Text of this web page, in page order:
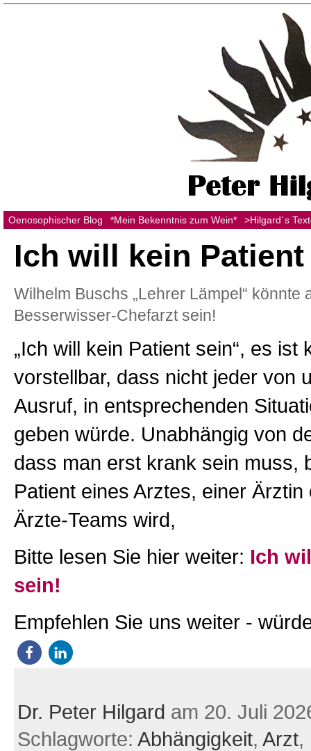
Oenosophischer Blog *Mein Bekenntnis zum Wein* >Hilgard´s
Ich will kein
Wilhelm Buschs „Lehrer Lämpel“ könnte
Besserwisser-Chefarzt sein!
„Ich will kein Patient sein“, es ist
vorstellbar, dass nicht jeder von
Ausruf, in entsprechenden
geben würde. Unabhängig von
dass man erst krank sein muss,
Patient eines Arztes, einer Ärztin
Ärzte-Teams wird,
Bitte lesen Sie hier weiter: Ich
sein!
Empfehlen Sie uns weiter -
Dr. Peter Hilgard am 20. Juli
Schlagworte: Abhängigkeit, Arzt,